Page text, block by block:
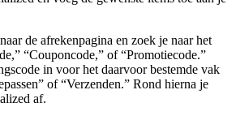
de afrekenpagina en zoek je naar het
“Couponcode,” of “Promotiecode.”
in voor het daarvoor bestemde vak
of “Verzenden.” Rond hierna je
af.